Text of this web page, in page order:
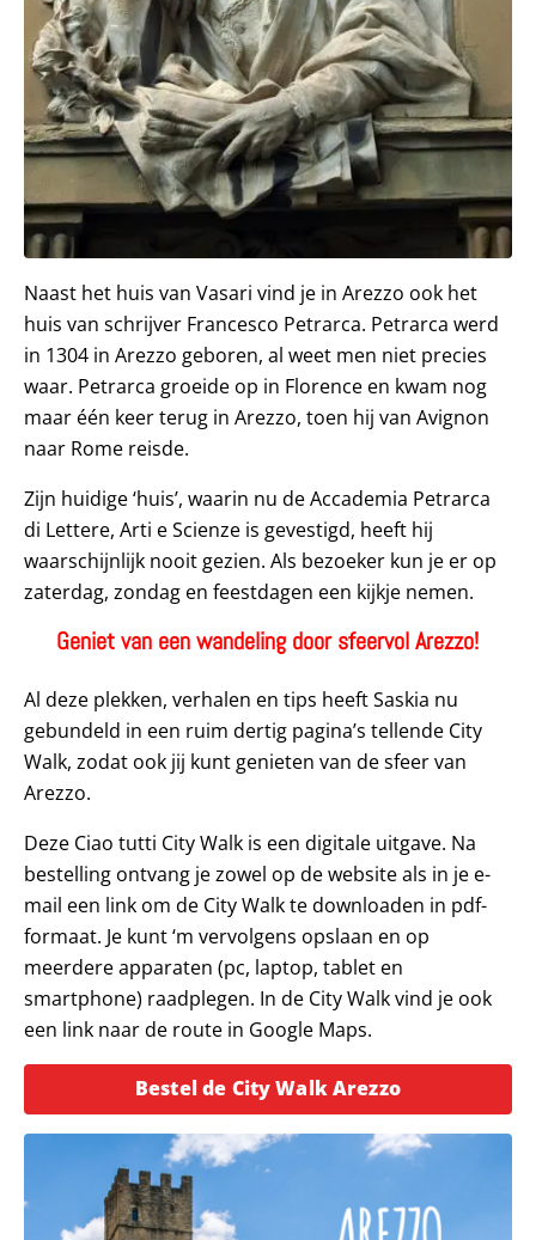
Naast het huis van Vasari vind je in Arezzo ook het
huis van schrijver Francesco Petrarca. Petrarca werd
in 1304 in Arezzo geboren, al weet men niet precies
waar. Petrarca groeide op in Florence en kwam nog
maar één keer terug in Arezzo, toen hij van Avignon
naar Rome reisde.
Zijn huidige ‘huis’, waarin nu de Accademia Petrarca
di Lettere, Arti e Scienze is gevestigd, heeft hij
waarschijnlijk nooit gezien. Als bezoeker kun je er op
zaterdag, zondag en feestdagen een kijkje nemen.
Geniet van een wandeling door sfeervol Arezzo!
Al deze plekken, verhalen en tips heeft Saskia nu
gebundeld in een ruim dertig pagina’s tellende City
Walk, zodat ook jij kunt genieten van de sfeer van
Arezzo.
Deze Ciao tutti City Walk is een digitale uitgave. Na
bestelling ontvang je zowel op de website als in je e-
mail een link om de City Walk te downloaden in pdf-
formaat. Je kunt ‘m vervolgens opslaan en op
meerdere apparaten (pc, laptop, tablet en
smartphone) raadplegen. In de City Walk vind je ook
een link naar de route in Google Maps.
Bestel de City Walk ArezzoOpent in